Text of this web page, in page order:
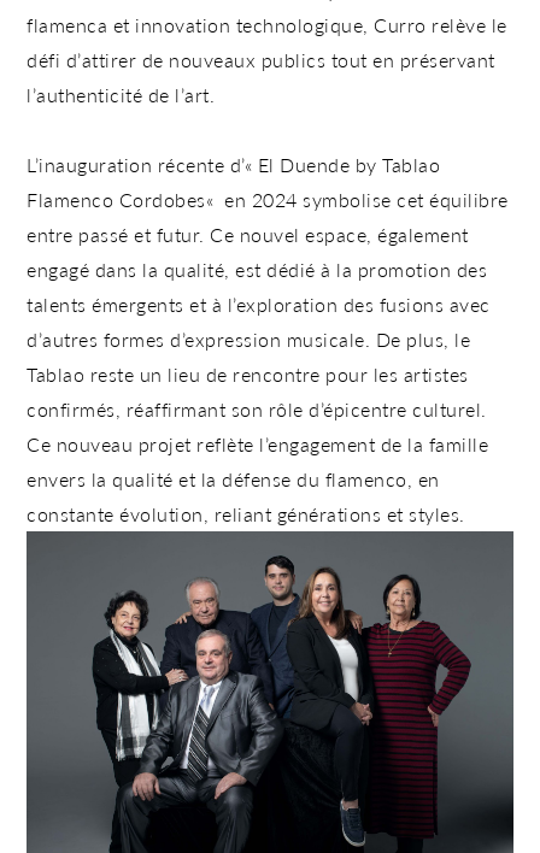
flamenca et innovation technologique, Curro relève le
défi d’attirer de nouveaux publics tout en préservant
l’authenticité de l’art.
L’inauguration récente d’« El Duende by Tablao
Flamenco Cordobes« en 2024 symbolise cetéquilibre
entre passé et futur. Ce nouvel espace, également
engagé dans la qualité, est dédié à la promotion des
talents émergents et à l’exploration des fusions avec
d’autres formes d’expression musicale. De plus, le
Tablao reste un lieu de rencontre pour les artistes
confirmés, réaffirmant son rôle d’épicentre culturel.
Ce nouveau projet reflète l’engagement de la famille
envers la qualité et la défense du flamenco, en
constante évolution, reliant générations et styles.